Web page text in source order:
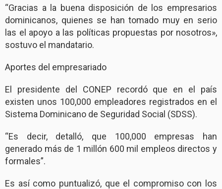
“Gracias a la buena disposición de los empresarios
dominicanos, quienes se han tomado muy en serio
las el apoyo a las políticas propuestas por nosotros»,
sostuvo el mandatario.
Aportes del empresariado
El presidente del CONEP recordó que en el país
existen unos 100,000 empleadores registrados en el
Sistema Dominicano de Seguridad Social (SDSS).
“Es decir, detalló, que 100,000 empresas han
generado más de 1 millón 600 mil empleos directos y
formales”.
Es así como puntualizó, que el compromiso con los